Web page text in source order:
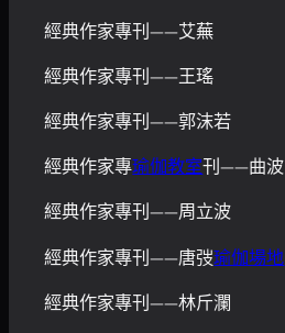
經典作家專刊——艾蕪
經典作家專刊——王瑤
經典作家專刊——郭沫若
經典作家專瑜伽教室刊——曲波
經典作家專刊——周立波
經典作家專刊——唐弢瑜伽場地
經典作家專刊——林斤瀾